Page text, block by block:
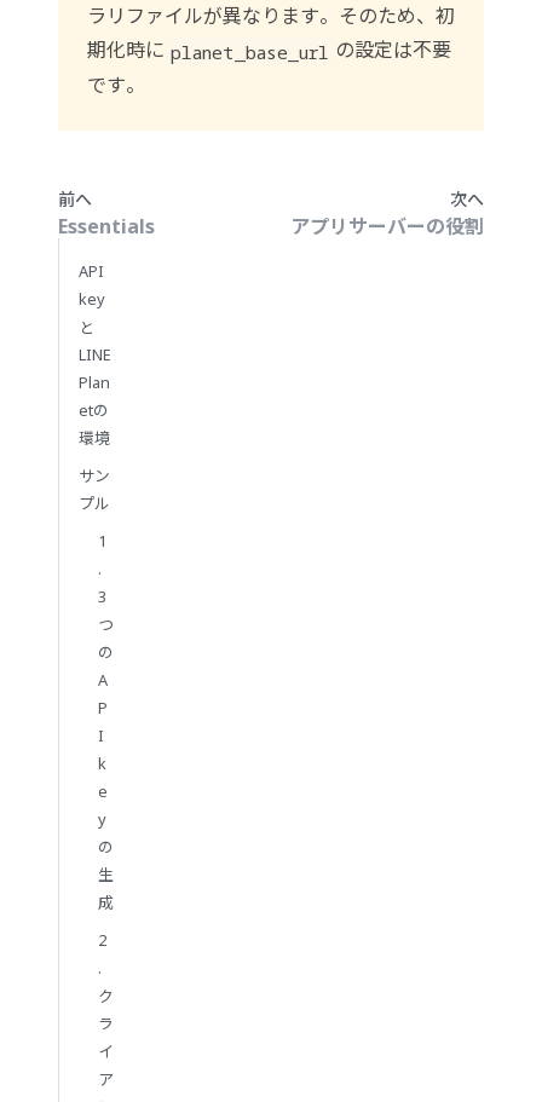
ラリファイルが異なります。そのため、初
期化時に planet_base_url の設定は不要
です。
前へ
Essentials
次へ
アプリサーバーの役割
API
key
と
LINE
Plan
etの
環境
サン
プル
1
.
3
つ
の
A
P
I
k
e
y
の
生
成
2
.
ク
ラ
イ
ア